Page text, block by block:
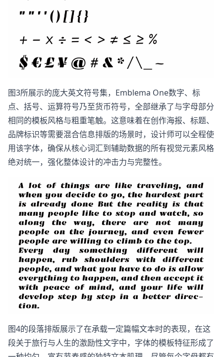
图3所展示的庞大英文符号集，Emblema One数字、标
点、括号、运算符号乃至货币符号，全部继承了与字母部分
相同的模板风格与粗重笔触。这意味着在创作海报、标题、
品牌标识等需要混合信息排版的场景时，设计师可以全程使
用该字体，确保从核心词汇到辅助数据的所有视觉元素风格
绝对统一，强化整体设计的冲击力与完整性。
图4的段落排版展示了在承载一定篇幅文本时的表现，在这
段关于旅行与人生的激励性文字中，字体的模板特征形成了